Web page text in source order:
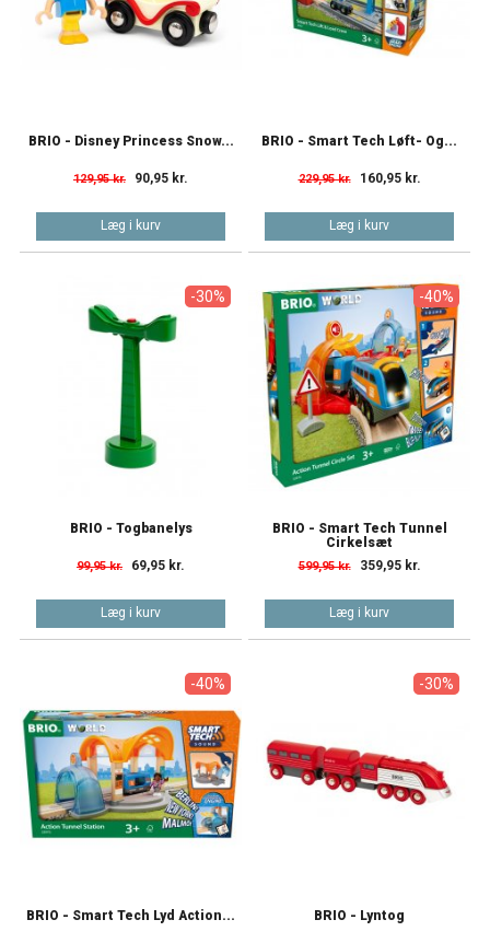
BRIO - Disney Princess Snow...
129,95 kr. 90,95 kr.
Læg i kurv
BRIO - Smart Tech Løft- Og...
229,95 kr. 160,95 kr.
Læg i kurv
-30%
BRIO - Togbanelys
99,95 kr. 69,95 kr.
Læg i kurv
-40%
BRIO - Smart Tech Tunnel
Cirkelsæt
599,95 kr. 359,95 kr.
Læg i kurv
-40%
BRIO - Smart Tech Lyd Action...
-30%
BRIO - Lyntog